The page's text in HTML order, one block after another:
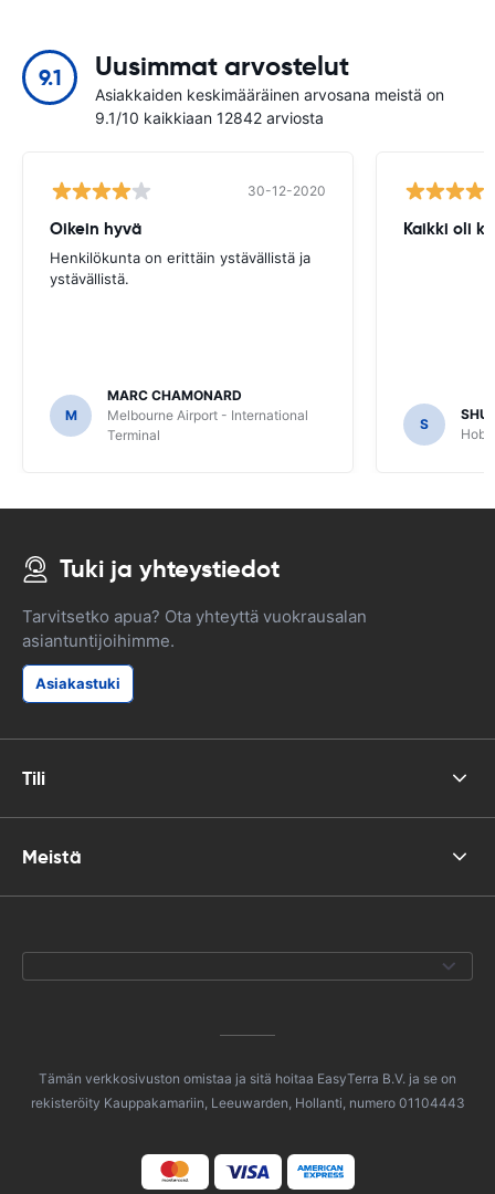
9.1 Uusimmat arvostelut
Asiakkaiden keskimääräinen arvosana meistä on
9.1/10 kaikkiaan 12842 arviosta
30-12-2020
Oikein hyvä
Henkilökunta on erittäin ystävällistä ja
ystävällistä.
M
MARC CHAMONARD
Melbourne Airport - International
Terminal
Kaikki oli
S
Tuki ja yhteystiedot
Tarvitsetko apua? Ota yhteyttä vuokrausalan
asiantuntijoihimme.
Asiakastuki
Tili
Meistä
Tämän verkkosivuston omistaa ja sitä hoitaa EasyTerra B.V. ja se on
rekisteröity Kauppakamariin, Leeuwarden, Hollanti, numero 01104443